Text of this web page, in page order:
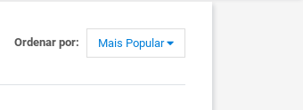
Ordenar por: Mais Popular